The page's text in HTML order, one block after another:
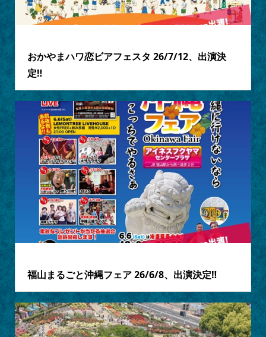
おかやまハワ恋ビアフェスタ 26/7/12、出演決
定‼
福山まるごと沖縄フェア 26/6/8、出演決定‼